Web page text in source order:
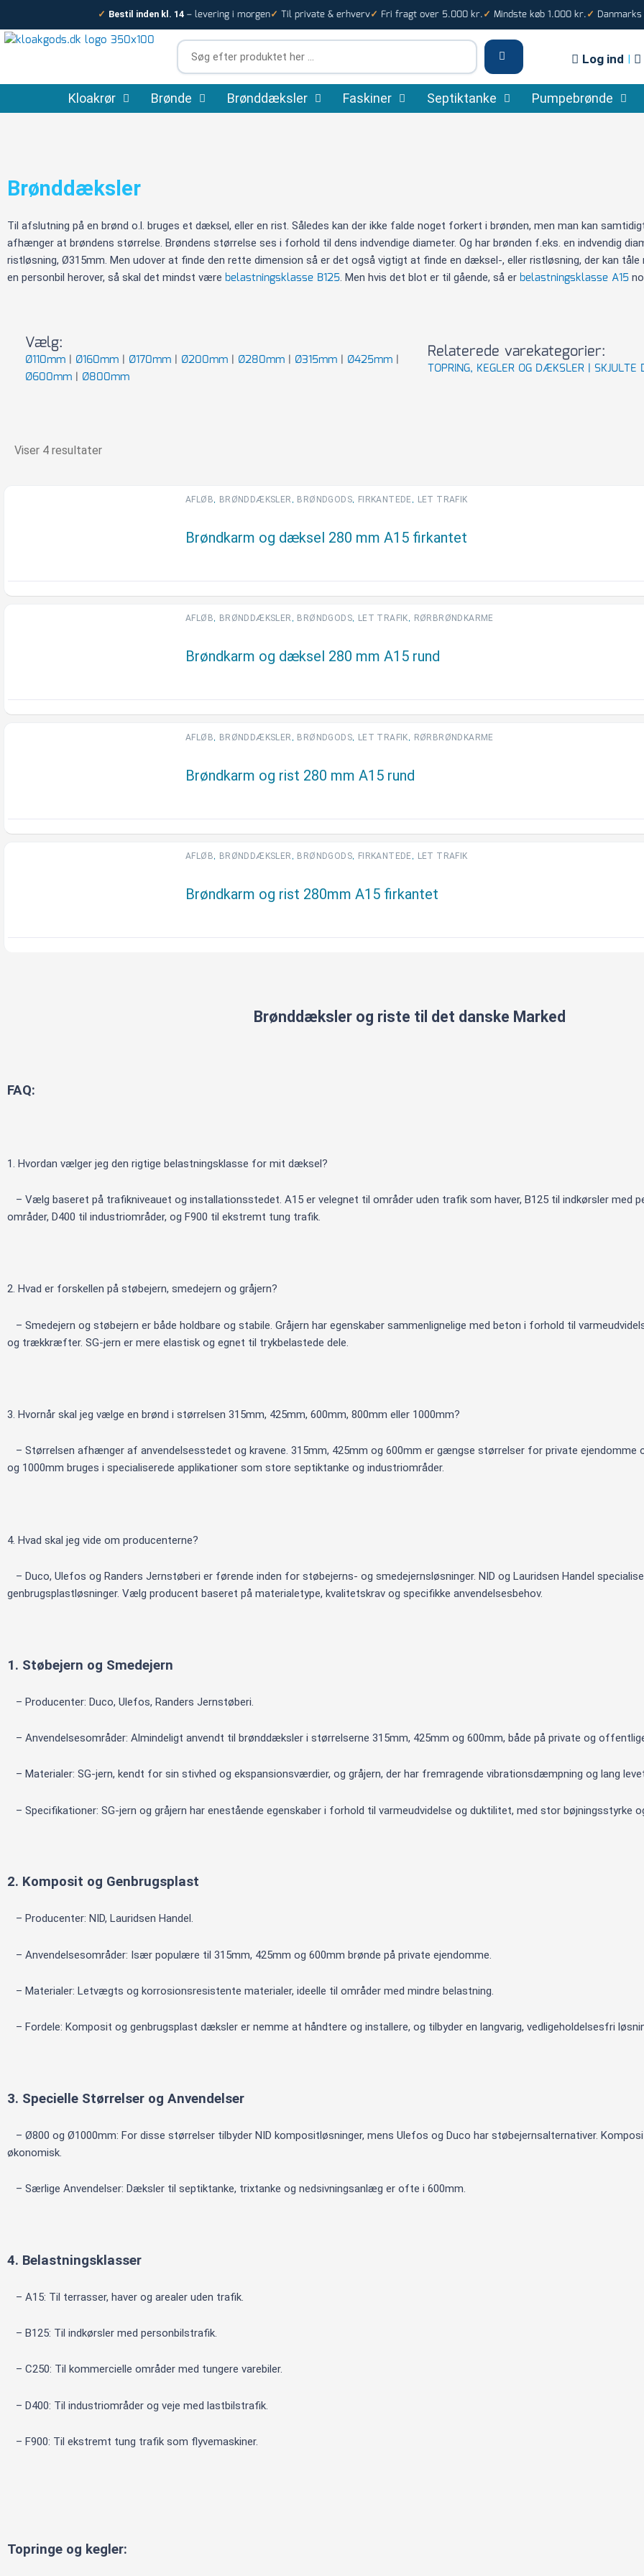
til
indholdet
✓ Bestil inden kl. 14 – levering i morgen✓ Til private & erhverv✓ Fri fragt over 5.000 kr. ✓ Mindste køb 1.000 kr. ✓
Søg
efter
produktet
her
…
Log ind |
Kloakrør Brønde Brønddæksler Faskiner Septiktanke Pumpebrønde
Brønddæksler
Til afslutning på en brønd o.l. bruges et dæksel, eller en rist. Således kan der ikke falde noget forkert i brønden, men man kan
afhænger at brøndens størrelse. Brøndens størrelse ses i forhold til dens indvendige diameter. Og har brønden f.eks. en indvendig
ristløsning, Ø315mm. Men udover at finde den rette dimension så er det også vigtigt at finde en dæksel-, eller ristløsning, der kan tåle
en personbil herover, så skal det mindst være belastningsklasse B125. Men hvis det blot er til gående, så er belastningsklasse A15
Vælg:
Ø110mm | Ø160mm | Ø170mm | Ø200mm | Ø280mm | Ø315mm | Ø425mm |
Ø600mm | Ø800mm
Relaterede varekategorier:
TOPRING, KEGLER OG DÆKSLER | SKJULTE
Viser 4 resultater
AFLØB, BRØNDDÆKSLER , BRØNDGODS, FIRKANTEDE, LET TRAFIK
Brøndkarm og dæksel 280 mm A15 firkantet
AFLØB, BRØNDDÆKSLER , BRØNDGODS, LET TRAFIK, RØRBRØNDKARME
Brøndkarm og dæksel 280 mm A15 rund
AFLØB, BRØNDDÆKSLER , BRØNDGODS, LET TRAFIK, RØRBRØNDKARME
Brøndkarm og rist 280 mm A15 rund
AFLØB, BRØNDDÆKSLER , BRØNDGODS, FIRKANTEDE , LET TRAFIK
Brøndkarm og rist 280mm A15 firkantet
Brønddæksler og riste til det danske Marked
FAQ:
1. Hvordan vælger jeg den rigtige belastningsklasse for mit dæksel?
– Vælg baseret på trafikniveauet og installationsstedet. A15 er velegnet til områder uden trafik som haver, B125 til indkørsler med
områder, D400 til industriområder, og F900 til ekstremt tung trafik.
2. Hvad er forskellen på støbejern, smedejern og gråjern?
– Smedejern og støbejern er både holdbare og stabile. Gråjern har egenskaber sammenlignelige med beton i forhold til
og trækkræfter. SG-jern er mere elastisk og egnet til trykbelastede dele.
3. Hvornår skal jeg vælge en brønd i størrelsen 315mm, 425mm, 600mm, 800mm eller 1000mm?
– Størrelsen afhænger af anvendelsesstedet og kravene. 315mm, 425mm og 600mm er gængse størrelser for private ejendomme
og 1000mm bruges i specialiserede applikationer som store septiktanke og industriområder.
4. Hvad skal jeg vide om producenterne?
– Duco, Ulefos og Randers Jernstøberi er førende inden for støbejerns- og smedejernsløsninger. NID og Lauridsen Handel
genbrugsplastløsninger. Vælg producent baseret på materialetype, kvalitetskrav og specifikke anvendelsesbehov.
1. Støbejern og Smedejern
– Producenter: Duco, Ulefos, Randers Jernstøberi.
– Anvendelsesområder: Almindeligt anvendt til brønddæksler i størrelserne 315mm, 425mm og 600mm, både på private og
– Materialer: SG-jern, kendt for sin stivhed og ekspansionsværdier, og gråjern, der har fremragende vibrationsdæmpning og lang
– Specifikationer: SG-jern og gråjern har enestående egenskaber i forhold til varmeudvidelse og duktilitet, med stor bøjningsstyrke
2. Komposit og Genbrugsplast
– Producenter: NID, Lauridsen Handel.
– Anvendelsesområder: Især populære til 315mm, 425mm og 600mm brønde på private ejendomme.
– Materialer: Letvægts og korrosionsresistente materialer, ideelle til områder med mindre belastning.
– Fordele: Komposit og genbrugsplast dæksler er nemme at håndtere og installere, og tilbyder en langvarig, vedligeholdelsesfri
3. Specielle Størrelser og Anvendelser
– Ø800 og Ø1000mm: For disse størrelser tilbyder NID kompositløsninger, mens Ulefos og Duco har støbejernsalternativer.
økonomisk.
– Særlige Anvendelser: Dæksler til septiktanke, trixtanke og nedsivningsanlæg er ofte i 600mm.
4. Belastningsklasser
– A15: Til terrasser, haver og arealer uden trafik.
– B125: Til indkørsler med personbilstrafik.
– C250: Til kommercielle områder med tungere varebiler.
– D400: Til industriområder og veje med lastbilstrafik.
– F900: Til ekstremt tung trafik som flyvemaskiner.
Topringe og kegler: